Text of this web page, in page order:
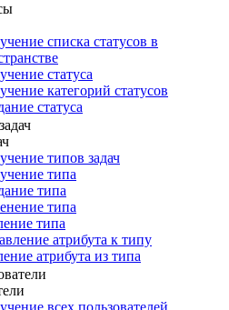
списка статусов в
статуса
категорий статусов
статуса
типов задач
типа
типа
типа
типа
атрибута к типу
атрибута из типа